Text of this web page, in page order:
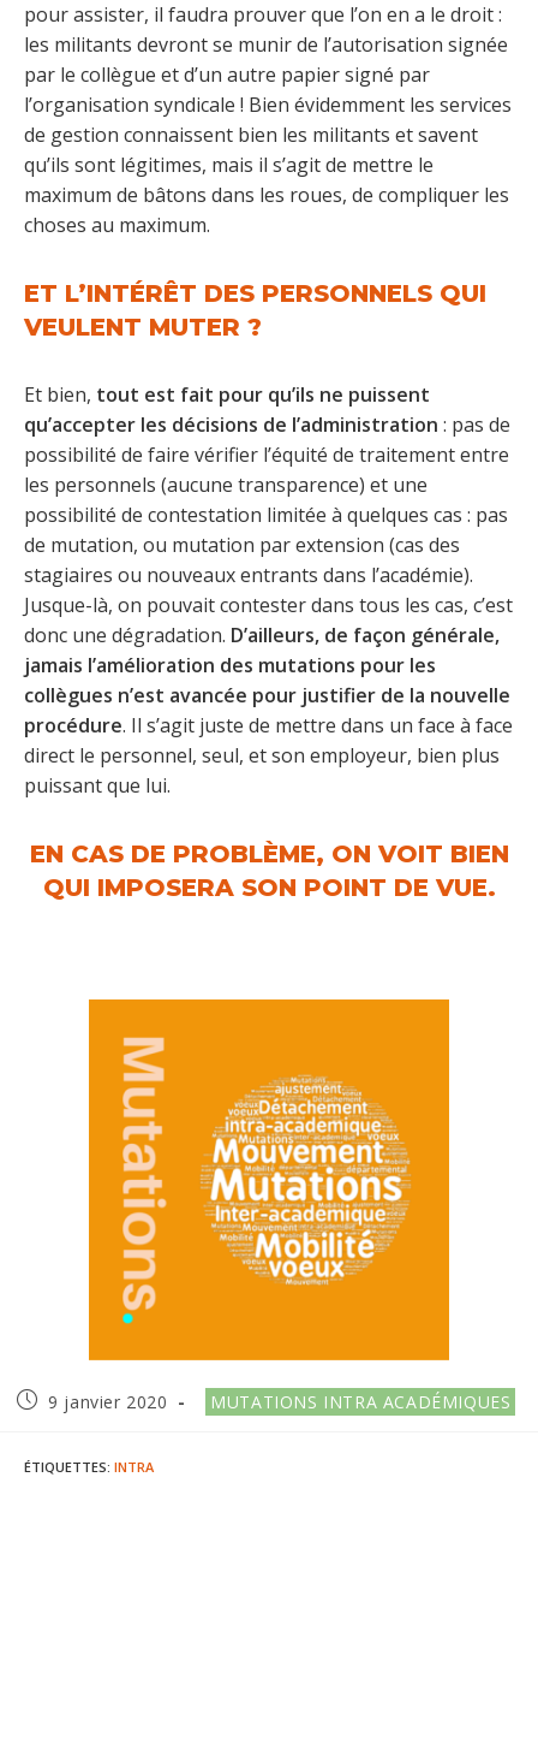
pour assister, il faudra prouver que l’on en a le droit :
les militants devront se munir de l’autorisation signée
par le collègue et d’un autre papier signé par
l’organisation syndicale ! Bien évidemment les services
de gestion connaissent bien les militants et savent
qu’ils sont légitimes, mais il s’agit de mettre le
maximum de bâtons dans les roues, de compliquer les
choses au maximum.
ET L’INTÉRÊT DES PERSONNELS QUI
VEULENT MUTER ?
Et bien, tout est fait pour qu’ils ne puissent
qu’accepter les décisions de l’administration : pas de
possibilité de faire vérifier l’équité de traitement entre
les personnels (aucune transparence) et une
possibilité de contestation limitée à quelques cas : pas
de mutation, ou mutation par extension (cas des
stagiaires ou nouveaux entrants dans l’académie).
Jusque-là, on pouvait contester dans tous les cas, c’est
donc une dégradation. D’ailleurs, de façon générale,
jamais l’amélioration des mutations pour les
collègues n’est avancée pour justifier de la nouvelle
procédure. Il s’agit juste de mettre dans un face à face
direct le personnel, seul, et son employeur, bien plus
puissant que lui.
EN CAS DE PROBLÈME, ON VOIT BIEN
QUI IMPOSERA SON POINT DE VUE.
Publication
9 janvier 2020
Post
category:
MUTATIONS INTRA ACADÉMIQUES
ÉTIQUETTES: INTRA